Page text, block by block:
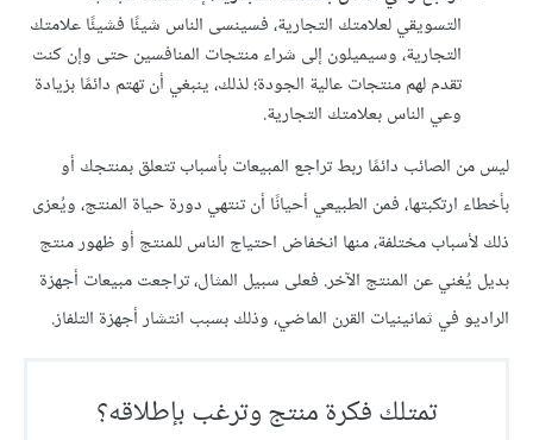
التسويقي لعلامتك التجارية، فسينسى الناس شيئًا فشيئًا علامتك
التجارية، وسيميلون إلى شراء منتجات المنافسين حتى وإن كنت
تقدم لهم منتجات عالية الجودة؛ لذلك، ينبغي أن تهتم دائمًا بزيادة
وعي الناس بعلامتك التجارية.
ليس من الصائب دائمًا ربط تراجع المبيعات بأسباب تتعلق بمنتجك أو
بأخطاء ارتكبتها، فمن الطبيعي أحيانًا أن تنتهي دورة حياة المنتج، ويُعزى
ذلك لأسباب مختلفة، منها انخفاض احتياج الناس للمنتج أو ظهور منتج
بديل يُغني عن المنتج الآخر. فعلى سبيل المثال، تراجعت مبيعات أجهزة
الراديو في ثمانينيات القرن الماضي، وذلك بسبب انتشار أجهزة التلفاز.
تمتلك فكرة منتج وترغب بإطلاقه؟